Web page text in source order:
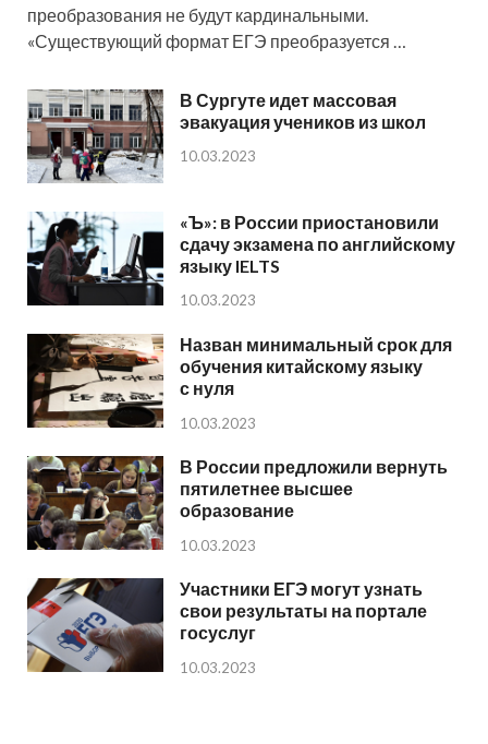
преобразования не будут кардинальными.
«Существующий формат ЕГЭ преобразуется …
В Сургуте идет массовая
эвакуация учеников из школ
10.03.2023
«Ъ»: в России приостановили
сдачу экзамена по английскому
языку IELTS
10.03.2023
Назван минимальный срок для
обучения китайскому языку
с нуля
10.03.2023
В России предложили вернуть
пятилетнее высшее
образование
10.03.2023
Участники ЕГЭ могут узнать
свои результаты на портале
госуслуг
10.03.2023